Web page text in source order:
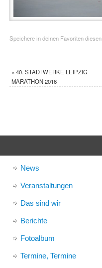
Speichere in deinen Favoriten diesen
«40. STADTWERKE LEIPZIG
MARATHON 2016
News
Veranstaltungen
Das sind wir
Berichte
Fotoalbum
Termine, Termine